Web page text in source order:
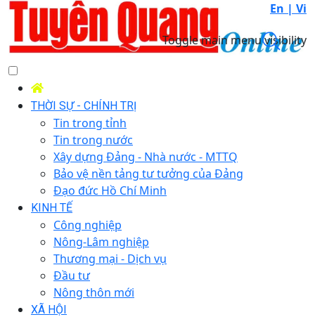
En | Vi
Toggle main menu visibility
THỜI SỰ - CHÍNH TRỊ
Tin trong tỉnh
Tin trong nước
Xây dựng Đảng - Nhà nước - MTTQ
Bảo vệ nền tảng tư tưởng của Đảng
Đạo đức Hồ Chí Minh
KINH TẾ
Công nghiệp
Nông-Lâm nghiệp
Thương mại - Dịch vụ
Đầu tư
Nông thôn mới
XÃ HỘI